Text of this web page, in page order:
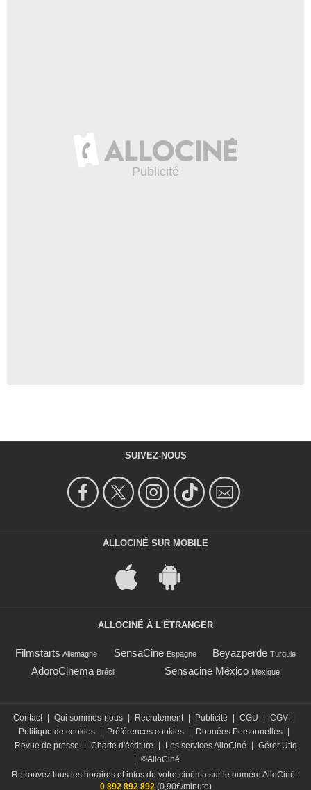
SUIVEZ-NOUS
ALLOCINÉ SUR MOBILE
ALLOCINÉ À L'ÉTRANGER
Filmstarts Allemagne SensaCine Espagne Beyazperde Turquie
AdoroCinema Brésil Sensacine México Mexique
Contact Qui sommes-nous Recrutement Publicité CGU CGV
Politique de cookies
Préférences cookies Données Personnelles
Revue de presse
Charte d'écriture Les services AlloCiné
Gérer Utiq
©AlloCiné
Retrouvez tous les horaires et infos de votre cinéma sur le numéro AlloCiné :
0 892 892 892(0,90€/minute)